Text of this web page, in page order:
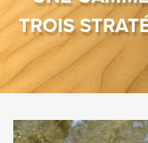
TROIS